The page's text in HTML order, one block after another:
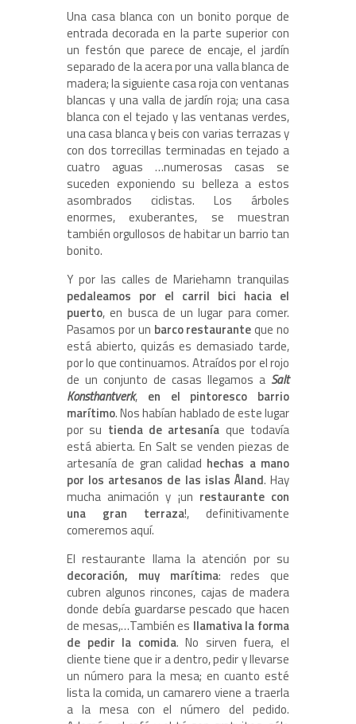
Una casa blanca con un bonito porque de
entrada decorada en la parte superior con
un festón que parece de encaje, el jardín
separado de la acera por una valla blanca de
madera; la siguiente casa roja con ventanas
blancas y una valla de jardín roja; una casa
blanca con el tejado y las ventanas verdes,
una casa blanca y beis con varias terrazas y
con dos torrecillas terminadas en tejado a
cuatro aguas …numerosas casas se
suceden exponiendo su belleza a estos
asombrados ciclistas. Los árboles
enormes, exuberantes, se muestran
también orgullosos de habitar un barrio tan
bonito.
Y por las calles de Mariehamn tranquilas
pedaleamos por el carril bici hacia el
puerto, en busca de un lugar para comer.
Pasamos por un barco restauranteque no
está abierto, quizás es demasiado tarde,
por lo que continuamos. Atraídos por el rojo
de un conjunto de casas llegamos a Salt
Konsthantverk, en el pintoresco barrio
marítimo. Nos habían hablado de este lugar
por su tienda de artesanía que todavía
está abierta. En Salt se venden piezas de
artesanía de gran calidad hechas a mano
por los artesanos de las islas Åland. Hay
mucha animación y ¡un restaurante con
una gran terraza!, definitivamente
comeremos aquí.
El restaurante llama la atención por su
decoración, muy marítima: redes que
cubren algunos rincones, cajas de madera
donde debía guardarse pescado que hacen
de mesas,…También es llamativa la forma
de pedir la comida. No sirven fuera, el
cliente tiene que ir a dentro, pedir y llevarse
un número para la mesa; en cuanto esté
lista la comida, un camarero viene a traerla
a la mesa con el número del pedido.